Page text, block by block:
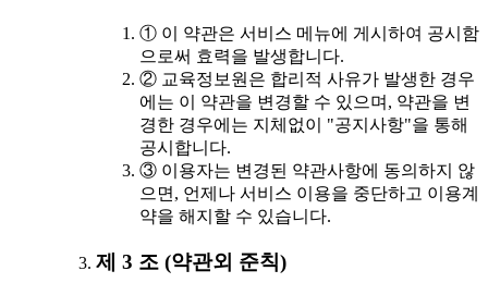
① 이 약관은 서비스 메뉴에 게시하여 공시함
으로써 효력을 발생합니다.
② 교육정보원은 합리적 사유가 발생한 경우
에는 이 약관을 변경할 수 있으며, 약관을 변
경한 경우에는 지체없이 "공지사항"을 통해
공시합니다.
③ 이용자는 변경된 약관사항에 동의하지 않
으면, 언제나 서비스 이용을 중단하고 이용계
약을 해지할 수 있습니다.
제 3 조 (약관외 준칙)